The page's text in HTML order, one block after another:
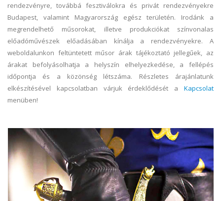
rendezvényre, továbbá fesztiválokra és privát rendezvényekre
Budapest, valamint Magyarország egész területén. Irodánk a
megrendelhető műsorokat, illetve produkciókat színvonalas
előadóművészek előadásában kínálja a rendezvényekre. A
weboldalunkon feltüntetett műsor árak tájékoztató jellegűek, az
árakat befolyásolhatja a helyszín elhelyezkedése, a fellépés
időpontja és a közönség létszáma. Részletes árajánlatunk
elkészítésével kapcsolatban várjuk érdeklődését a Kapcsolat
menüben!